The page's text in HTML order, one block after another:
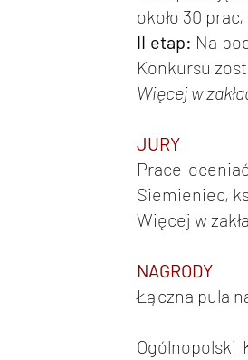
około 30
II etap: Na
Konkursu
Więcej w
JURY
Prace
Siemieniec,
Więcej w
NAGRODY
Łączna pula
Ogólnopolski